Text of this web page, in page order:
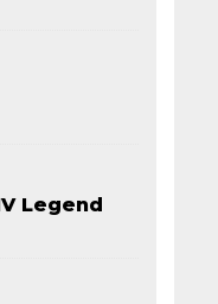
Legend